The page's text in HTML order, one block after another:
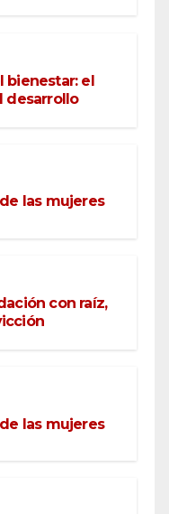
bienestar: el
desarrollo
las mujeres
con raíz,
las mujeres